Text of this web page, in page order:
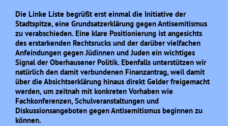
Die Linke Liste begrüßt erst einmal die Initiative der
Stadtspitze, eine Grundsatzerklärung gegen Antisemitismus
zu verabschieden. Eine klare Positionierung ist angesichts
des erstarkenden Rechtsrucks und der darüber vielfachen
Anfeindungen gegen Jüdinnen und Juden ein wichtiges
Signal der Oberhausener Politik. Ebenfalls unterstützen wir
natürlich den damit verbundenen Finanzantrag, weil damit
über die Absichtserklärung hinaus direkt Gelder freigemacht
werden, um zeitnah mit konkreten Vorhaben wie
Fachkonferenzen, Schulveranstaltungen und
Diskussionsangeboten gegen Antisemitismus beginnen zu
können.